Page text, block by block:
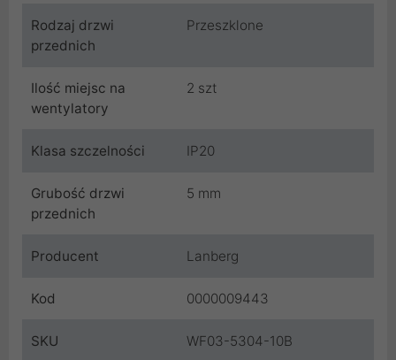
Rodzaj drzwi
przednich
Przeszklone
Ilość miejsc na
wentylatory
2 szt
Klasa szczelności IP20
Grubość drzwi
przednich
5 mm
Producent Lanberg
Kod 0000009443
SKU WF03-5304-10B